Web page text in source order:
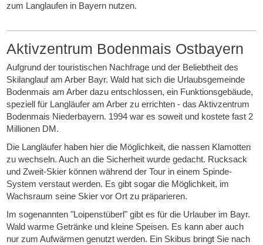
zum Langlaufen in Bayern nutzen.
Aktivzentrum Bodenmais Ostbayern
Aufgrund der touristischen Nachfrage und der Beliebtheit des
Skilanglauf am Arber Bayr. Wald hat sich die Urlaubsgemeinde
Bodenmais am Arber dazu entschlossen, ein Funktionsgebäude,
speziell für Langläufer am Arber zu errichten - das Aktivzentrum
Bodenmais Niederbayern. 1994 war es soweit und kostete fast 2
Millionen DM.
Die Langläufer haben hier die Möglichkeit, die nassen Klamotten
zu wechseln. Auch an die Sicherheit wurde gedacht. Rucksack
und Zweit-Skier können während der Tour in einem Spinde-
System verstaut werden. Es gibt sogar die Möglichkeit, im
Wachsraum seine Skier vor Ort zu präparieren.
Im sogenannten "Loipenstüberl" gibt es für die Urlauber im Bayr.
Wald warme Getränke und kleine Speisen. Es kann aber auch
nur zum Aufwärmen genutzt werden. Ein Skibus bringt Sie nach